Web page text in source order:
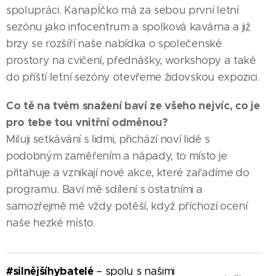
spolupráci. KanapÍčko má za sebou první letní
sezónu jako infocentrum a spolková kavárna a již
brzy se rozšíří naše nabídka o společenské
prostory na cvičení, přednášky, workshopy a také
do příští letní sezóny otevřeme židovskou expozici.
Co tě na tvém snažení baví ze všeho nejvíc, co je
pro tebe tou vnitřní odměnou?
Miluji setkávání s lidmi, přichází noví lidé s
podobným zaměřením a nápady, to místo je
přitahuje a vznikají nové akce, které zařadíme do
programu. Baví mě sdílení s ostatními a
samozřejmě mě vždy potěší, když příchozí ocení
naše hezké místo.
#silnějšíhybatelé – spolu s našimi